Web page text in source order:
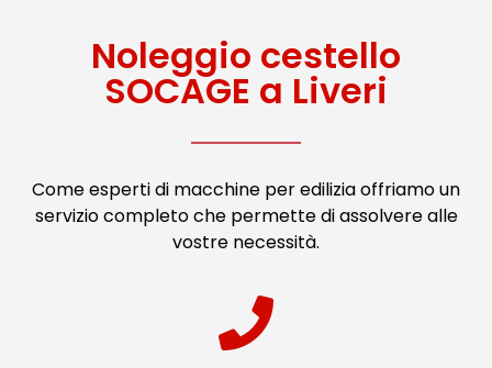
Noleggio cestello
SOCAGE a Liveri
Come esperti di macchine per edilizia offriamo un
servizio completo che permette di assolvere alle
vostre necessità.